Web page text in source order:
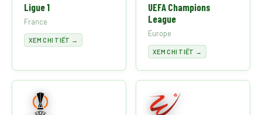
Ligue 1
France
XEM CHI TIẾT →
UEFA Champions
League
Europe
XEM CHI TIẾT →